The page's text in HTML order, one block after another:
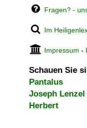
Fragen? -
Im
Impressum -
Schauen Sie
Pantalus
Joseph Lenzel
Herbert